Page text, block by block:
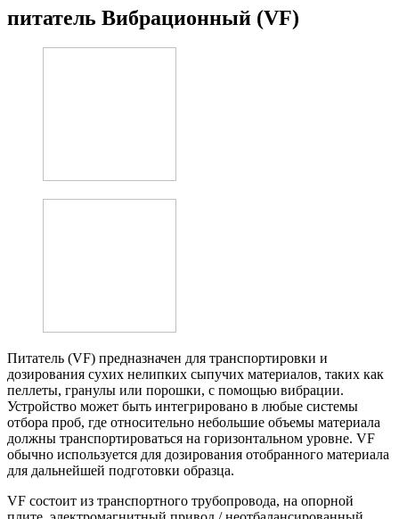
питатель Вибрационный (VF)
Питатель (VF) предназначен для транспортировки и
дозирования сухих нелипких сыпучих материалов, таких как
пеллеты, гранулы или порошки, с помощью вибрации.
Устройство может быть интегрировано в любые системы
отбора проб, где относительно небольшие объемы материала
должны транспортироваться на горизонтальном уровне. VF
обычно используется для дозирования отобранного материала
для дальнейшей подготовки образца.
VF состоит из транспортного трубопровода, на опорной